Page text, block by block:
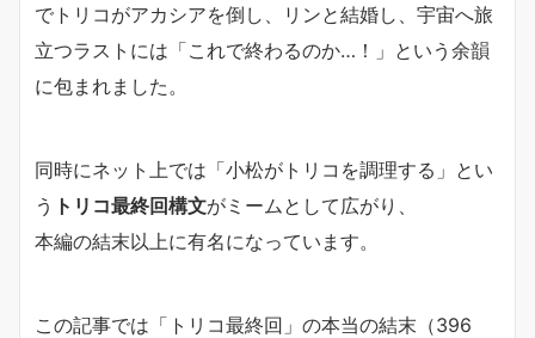
でトリコがアカシアを倒し、リンと結婚し、宇宙へ旅
立つラストには「これで終わるのか…！」という余韻
に包まれました。
同時にネット上では「小松がトリコを調理する」とい
う トリコ最終回構文がミームとして広がり、
本編の結末以上に有名になっています。
この記事では「トリコ最終回」の本当の結末（396